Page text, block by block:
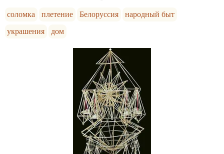
соломка плетение Белоруссия
народный быт
украшения
дом